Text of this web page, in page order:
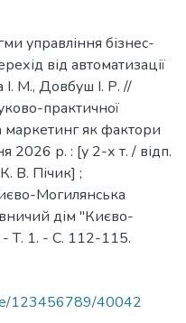
управління бізнес-
від автоматизації
М., Довбуш І. Р. //
практичної
як фактори
2026 р. : [у 2-х т. / відп.
В. Пічик] ;
Могилянська
дім "Києво-
- Т. 1. - С. 112-115.
123456789/40042